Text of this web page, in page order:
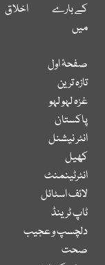
کے بارے
میں
اخلاق
صفحۂ اول
تازہ ترین
غزہ لہو لہو
پاکستان
انٹر نیشنل
کھیل
انٹرٹینمنٹ
لائف اسٹائل
ٹاپ ٹرینڈ
دلچسپ و عجیب
صحت